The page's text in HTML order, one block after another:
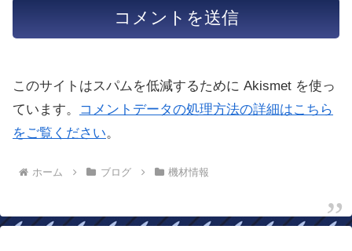
このサイトはスパムを低減するために Akismet を使っ
ています。
コメントデータの処理方法の詳細はこちら
をご覧ください。
ホーム ブログ 機材情報